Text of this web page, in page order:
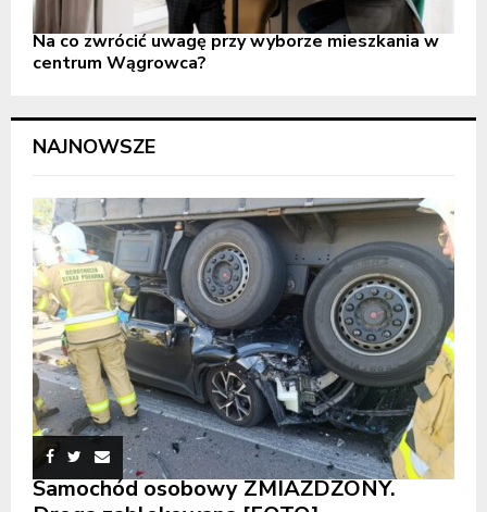
Na co zwrócić uwagę przy wyborze mieszkania w
centrum Wągrowca?
NAJNOWSZE
Samochód osobowy ZMIAŻDŻONY.